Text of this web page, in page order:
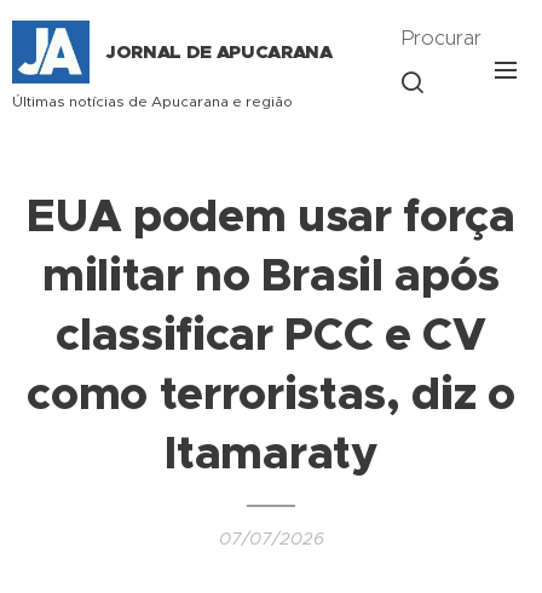
JORNAL DE APUCARANA
Últimas notícias de Apucarana e região
Procurar
EUA podem usar força
militar no Brasil após
classificar PCC e CV
como terroristas, diz o
Itamaraty
07/07/2026